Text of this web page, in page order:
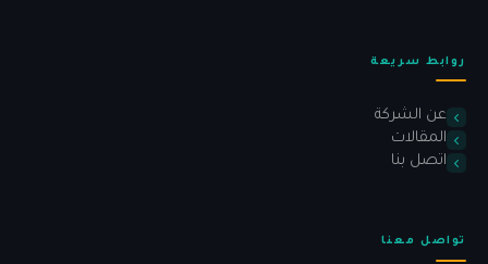
روابط سريعة
عن الشركة
المقالات
اتصل بنا
تواصل معنا